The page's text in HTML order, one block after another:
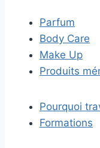
Parfum
Body Care
Make Up
Produits
Pourquoi
Formations